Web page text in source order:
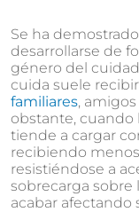
Se ha
desarrollarse de
género del
cuida suele
familiares,
obstante, cuando
tiende a cargar
recibiendo
resistiéndose a
sobrecarga
acabar afectando